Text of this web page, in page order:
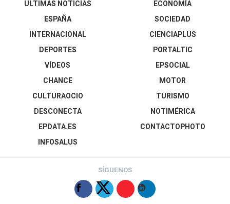
ÚLTIMAS NOTICIAS
ESPAÑA
INTERNACIONAL
DEPORTES
VÍDEOS
ECONOMÍA
SOCIEDAD
CIENCIAPLUS
PORTALTIC
EPSOCIAL
CHANCE
CULTURAOCIO
DESCONECTA
EPDATA.ES
INFOSALUS
MOTOR
TURISMO
NOTIMÉRICA
CONTACTOPHOTO
SÍGUENOS